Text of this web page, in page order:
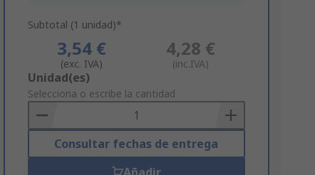
Subtotal (1 unidad)*
3,54 €
(exc. IVA)
4,28 €
(inc.IVA)
Add
to
Basket
Unidad(es)
Selecciona o escribe la cantidad
Consultar fechas de entrega